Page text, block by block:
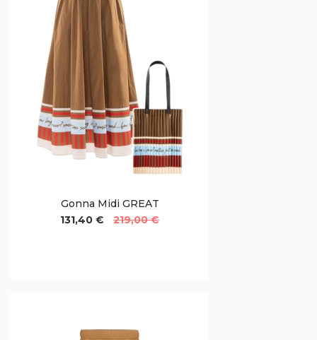
Gonna Midi GREAT
131,40 €
219,00 €